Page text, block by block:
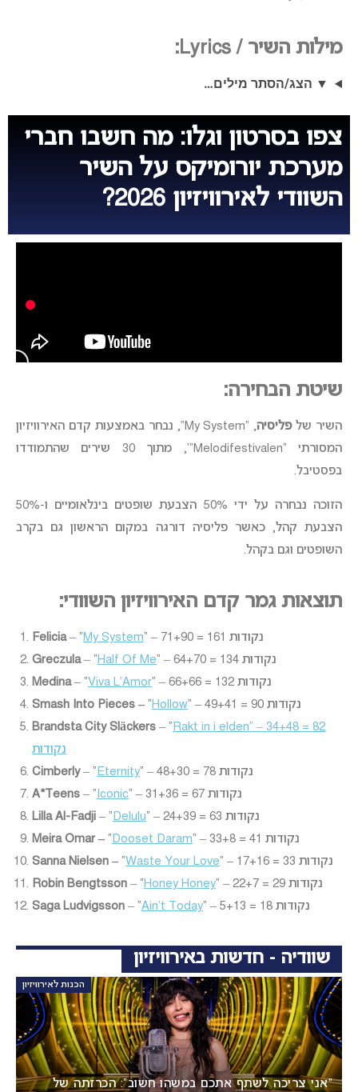
מילות השיר / Lyrics:
▼ הצג/הסתר מילים…
צפו בסרטון וגלו: מה חשבו חברי
מערכת יורומיקס על השיר
השוודי לאירוויזיון 2026?
שיטת הבחירה:
השיר שלפליסיה, “My System”,
נבחר באמצעות קדם האירוויזיון
המסורתי “Melodifestivalen”‘, מתוך 30 שירים שהתמודדו
בפסטיבל.
הזוכה נבחרה על ידי 50% הצבעת שופטים בינלאומיים ו-50%
הצבעת קהל, כאשר פליסיה דורגה במקום הראשון גם בקרב
השופטים וגם בקהל.
תוצאות גמר קדם האירוויזיון השוודי:
Felicia– “My System
” – 71+90 = 161 נקודות
Greczula– “Half Of Me
” – 64+70 = 134 נקודות
Medina– “Viva L’Amor
” – 66+66 = 132 נקודות
Smash Into Pieces – “Hollow
” – 49+41 = 90 נקודות
Brandsta City Släckers – “ Rakt in i elden” – 34+48 = 82
נקודות
Cimberly– “ Eternity
” – 48+30 = 78 נקודות
A*Teens – “ Iconic
” – 31+36 = 67 נקודות
Lilla Al-Fadji – “ Delulu
” – 24+39 = 63 נקודות
Meira Omar – “ Dooset Daram
” – 33+8 = 41 נקודות
Sanna Nielsen – “Waste Your Love
” – 17+16 = 33 נקודות
Robin Bengtsson – “Honey Honey
” – 22+7 = 29 נקודות
Saga Ludvigsson – “Ain’t Today ” – 5+13 = 18 נקודות
שוודיה - חדשות באירוויזיון
הכנות לאירוויזיון
“אני צריכה לשתף אתכם במשהו חשוב”: הכרזתה של